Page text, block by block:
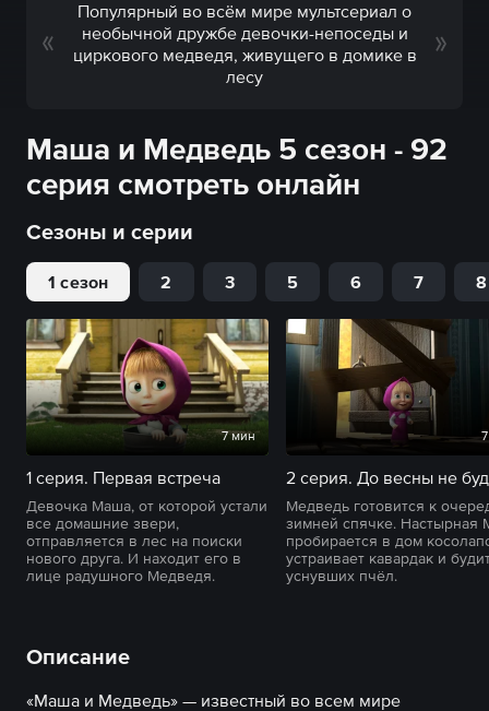
Популярный во всём мире мультсериал о
необычной дружбе девочки-непоседы и
циркового медведя, живущего в домике в
лесу
Маша и Медведь 5 сезон - 92
серия смотреть онлайн
Сезоны и серии
1 сезон 2 3 5 6 7 8
7 мин
1 серия. Первая встреча
Девочка Маша, от которой устали
все домашние звери,
отправляется в лес на поиски
нового друга. И находит его в
лице радушного Медведя.
2 серия. До весны не
Медведь готовится к
зимней спячке. Настырная
пробирается в дом
устраивает кавардак и
уснувших пчёл.
Описание
«Маша и Медведь» — известный во всем мире